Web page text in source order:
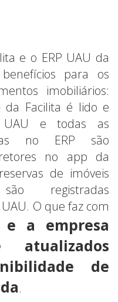
e o ERP UAU da
para os
imobiliários:
Facilita é lido e
UAU e todas as
no ERP são
no app da
de imóveis
registradas
O que faz com
e a empresa
atualizados
de
.